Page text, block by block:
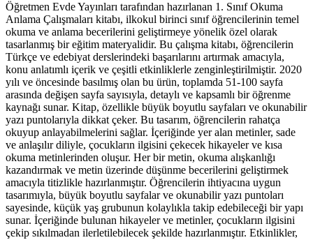
Öğretmen Evde Yayınları tarafından hazırlanan 1. Sınıf Okuma
Anlama Çalışmaları kitabı, ilkokul birinci sınıf öğrencilerinin temel
okuma ve anlama becerilerini geliştirmeye yönelik özel olarak
tasarlanmış bir eğitim materyalidir. Bu çalışma kitabı, öğrencilerin
Türkçe ve edebiyat derslerindeki başarılarını artırmak amacıyla,
konu anlatımlı içerik ve çeşitli etkinliklerle zenginleştirilmiştir. 2020
yılı ve öncesinde basılmış olan bu ürün, toplamda 51-100 sayfa
arasında değişen sayfa sayısıyla, detaylı ve kapsamlı bir öğrenme
kaynağı sunar. Kitap, özellikle büyük boyutlu sayfaları ve okunabilir
yazı puntolarıyla dikkat çeker. Bu tasarım, öğrencilerin rahatça
okuyup anlayabilmelerini sağlar. İçeriğinde yer alan metinler, sade
ve anlaşılır diliyle, çocukların ilgisini çekecek hikayeler ve kısa
okuma metinlerinden oluşur. Her bir metin, okuma alışkanlığı
kazandırmak ve metin üzerinde düşünme becerilerini geliştirmek
amacıyla titizlikle hazırlanmıştır. Öğrencilerin ihtiyacına uygun
tasarımıyla, büyük boyutlu sayfalar ve okunabilir yazı puntoları
sayesinde, küçük yaş grubunun kolaylıkla takip edebileceği bir yapı
sunar. İçeriğinde bulunan hikayeler ve metinler, çocukların ilgisini
çekip sıkılmadan ilerletilebilecek şekilde hazırlanmıştır. Etkinlikler,